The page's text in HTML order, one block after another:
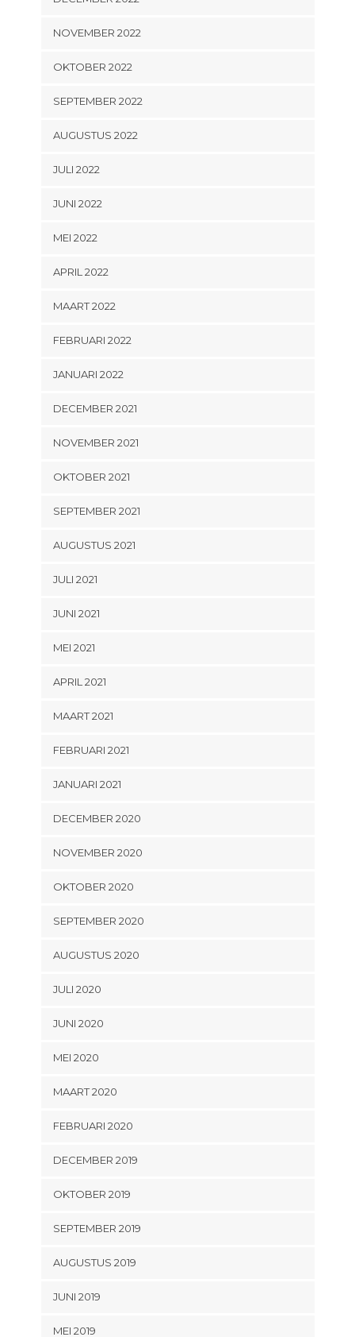
NOVEMBER 2022
OKTOBER 2022
SEPTEMBER 2022
AUGUSTUS 2022
JULI 2022
JUNI 2022
MEI 2022
APRIL 2022
MAART 2022
FEBRUARI 2022
JANUARI 2022
DECEMBER 2021
NOVEMBER 2021
OKTOBER 2021
SEPTEMBER 2021
AUGUSTUS 2021
JULI 2021
JUNI 2021
MEI 2021
APRIL 2021
MAART 2021
FEBRUARI 2021
JANUARI 2021
DECEMBER 2020
NOVEMBER 2020
OKTOBER 2020
SEPTEMBER 2020
AUGUSTUS 2020
JULI 2020
JUNI 2020
MEI 2020
MAART 2020
FEBRUARI 2020
DECEMBER 2019
OKTOBER 2019
SEPTEMBER 2019
AUGUSTUS 2019
JUNI 2019
MEI 2019